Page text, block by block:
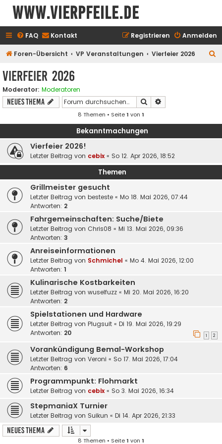
www.vierpfeile.de
FAQ Kontakt Anmelden
Registrieren
Foren-Übersicht VP Veranstaltungen Vierfeier 2026
Vierfeier 2026
Moderator: Moderatoren
Neues Thema Suche
8 Themen • Seite1 von 1
Bekanntmachungen
Vierfeier 2026!
Letzter Beitrag von cebix « So 12. Apr 2026, 18:52
Themen
Grillmeister gesucht
Letzter Beitrag von besteste « Mo 18. Mai 2026, 07:44
Antworten: 2
Fahrgemeinschaften: Suche/Biete
Letzter Beitrag von Chris08 « Mi 13. Mai 2026, 09:36
Antworten: 3
Anreiseinformationen
Letzter Beitrag von Schmichel « Mo 4. Mai 2026, 12:00
Antworten: 1
Kulinarische Kostbarkeiten
Letzter Beitrag von wuselfuzz « Mi 20. Mai 2026, 16:20
Antworten: 2
Spielstationen und Hardware
Letzter Beitrag von Plugsuit « Di 19. Mai 2026, 19:29
Antworten: 20 1 2
Vorankündigung Bemal-Workshop
Letzter Beitrag von Veroni « So 17. Mai 2026, 17:04
Antworten: 6
Programmpunkt: Flohmarkt
Letzter Beitrag von cebix « So 3. Mai 2026, 16:34
StepmaniaX Turnier
Letzter Beitrag von Suikun « Di 14. Apr 2026, 21:33
Neues Thema
8 Themen • Seite1 von 1